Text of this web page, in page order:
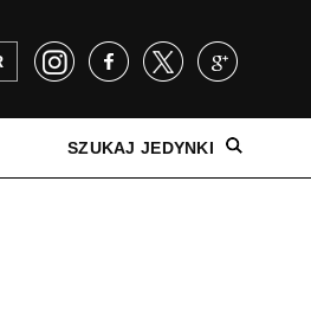
SZUKAJ JEDYNKI